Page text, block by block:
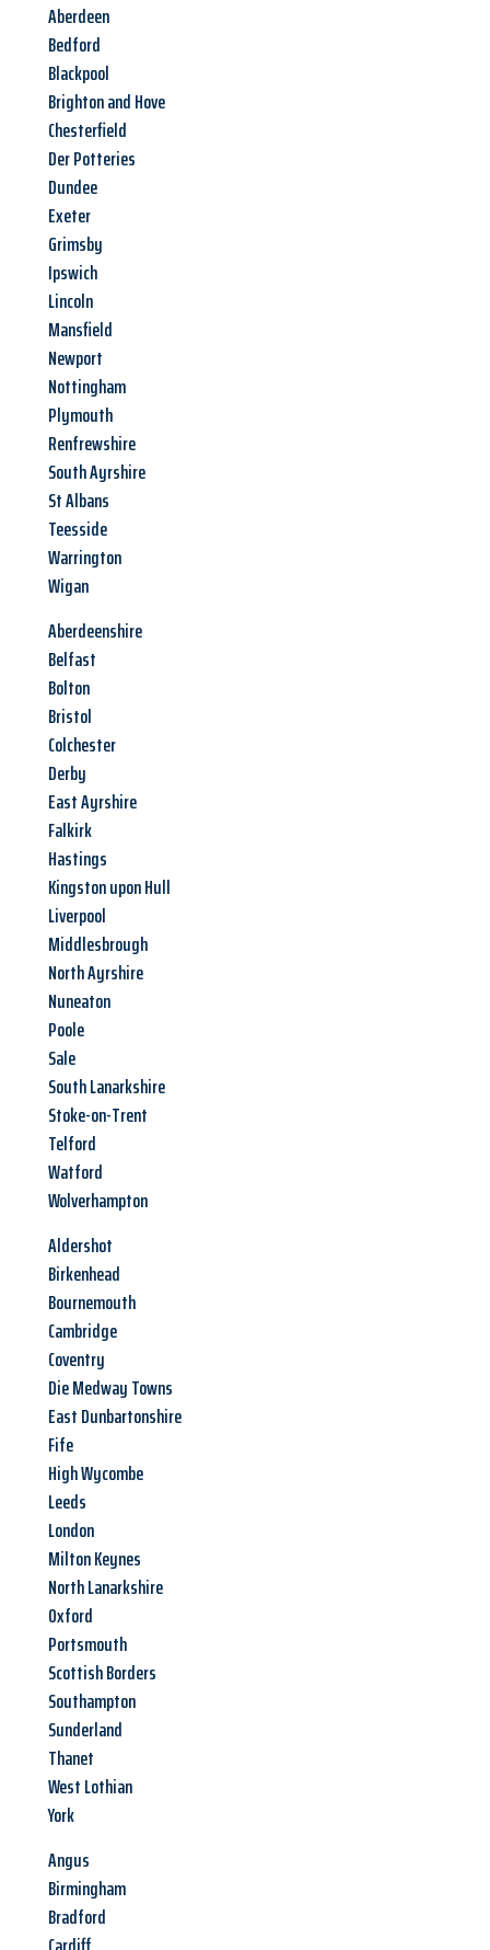
Aberdeen
Bedford
Blackpool
Brighton and Hove
Chesterfield
Der Potteries
Dundee
Exeter
Grimsby
Ipswich
Lincoln
Mansfield
Newport
Nottingham
Plymouth
Renfrewshire
South Ayrshire
St Albans
Teesside
Warrington
Wigan
Aberdeenshire
Belfast
Bolton
Bristol
Colchester
Derby
East Ayrshire
Falkirk
Hastings
Kingston upon Hull
Liverpool
Middlesbrough
North Ayrshire
Nuneaton
Poole
Sale
South Lanarkshire
Stoke-on-Trent
Telford
Watford
Wolverhampton
Aldershot
Birkenhead
Bournemouth
Cambridge
Coventry
Die Medway Towns
East Dunbartonshire
Fife
High Wycombe
Leeds
London
Milton Keynes
North Lanarkshire
Oxford
Portsmouth
Scottish Borders
Southampton
Sunderland
Thanet
West Lothian
York
Angus
Birmingham
Bradford